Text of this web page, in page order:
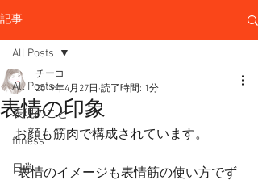
記事
All Posts
表現のこと
fitness
日常
All Posts
表情の印象
チーコ
2019年4月27日 読了時間: 1分
お顔も筋肉で構成されています。
表情のイメージも表情筋の使い方でず